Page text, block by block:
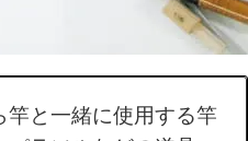
と一緒に使用する竿